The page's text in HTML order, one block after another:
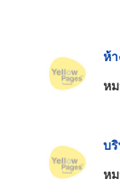
ห้
ห
บ
ห